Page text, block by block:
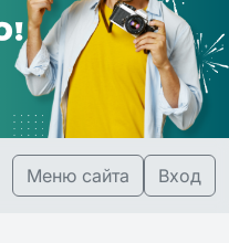
Меню сайта Вход